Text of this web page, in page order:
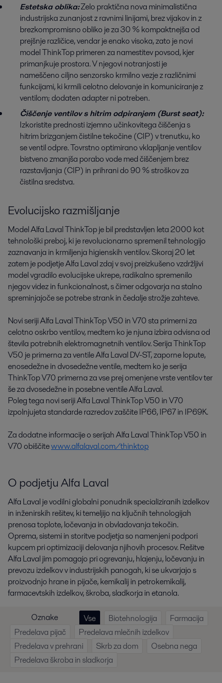
Estetska oblika:Zelo praktična nova minimalistična
industrijska zunanjost z ravnimi linijami, brez vijakov in z
brezkompromisno obliko je za 30 % kompaktnejša od
prejšnje različice, vendar je enako visoka, zato je novi
model ThinkTop primeren za namestitev povsod, kjer
primanjkuje prostora. V njegovi notranjosti je
nameščeno ciljno senzorsko krmilno vezje z različnimi
funkcijami, ki krmili celotno delovanje in komuniciranje z
ventilom; dodaten adapter ni potreben.
Čiščenje ventilov s hitrim odpiranjem (Burst seat):
Izkoristite prednosti izjemno učinkovitega čiščenja s
hitrim brizganjem čistilne tekočine (CIP) v trenutku, ko
se ventil odpre. Tovrstno optimirano vklapljanje ventilov
bistveno zmanjša porabo vode med čiščenjem brez
razstavljanja (CIP) in prihrani do 90 % stroškov za
čistilna sredstva.
Evolucijsko razmišljanje
Model Alfa Laval ThinkTop je bil predstavljen leta 2000 kot
tehnološki preboj, ki je revolucionarno spremenil tehnologijo
zaznavanja in krmiljenja higienskih ventilov. Skoraj 20 let
zatem je podjetje Alfa Laval zdaj v svoj preizkušeno vzdržljivi
model vgradilo evolucijske ukrepe, radikalno spremenilo
njegov videz in funkcionalnost, s čimer odgovarja na stalno
spreminjajoče se potrebe strank in čedalje strožje zahteve.
Novi seriji Alfa Laval ThinkTop V50 in V70 sta primerni za
celotno oskrbo ventilov, medtem ko je njuna izbira odvisna od
števila potrebnih elektromagnetnih ventilov. Serija ThinkTop
V50 je primerna za ventile Alfa Laval DV-ST, zaporne lopute,
enosedežne in dvosedežne ventile, medtem ko je serija
ThinkTop V70 primerna za vse prej omenjene vrste ventilov ter
še za dvosedežne in posebne ventile Alfa Laval.
Poleg tega novi seriji Alfa Laval ThinkTop V50 in V70
izpolnjujeta standarde razredov zaščite IP66, IP67 in IP69K.
Za dodatne informacije o serijah Alfa Laval ThinkTop V50 in
V70 obiščitewww.alfalaval.com/thinktop
O podjetju Alfa Laval
Alfa Laval je vodilni globalni ponudnik specializiranih izdelkov
in inženirskih rešitev, ki temeljijo na ključnih tehnologijah
prenosa toplote, ločevanja in obvladovanja tekočin.
Oprema, sistemi in storitve podjetja so namenjeni podpori
kupcem pri optimizaciji delovanja njihovih procesov. Rešitve
Alfa Laval jim pomagajo pri ogrevanju, hlajenju, ločevanju in
prevozu izdelkov v industrijskih panogah, ki se ukvarjajo s
proizvodnjo hrane in pijače, kemikalij in petrokemikalij,
farmacevtskih izdelkov, škroba, sladkorja in etanola.
Oznake Vse Biotehnologija
Farmacija
Predelava pijač
Predelava mlečnih izdelkov
Predelava v prehrani
Skrb za dom
Osebna nega
Predelava škroba in sladkorja